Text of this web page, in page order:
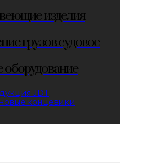
изделия
грузов судовое
оборудование
JDT
концевики